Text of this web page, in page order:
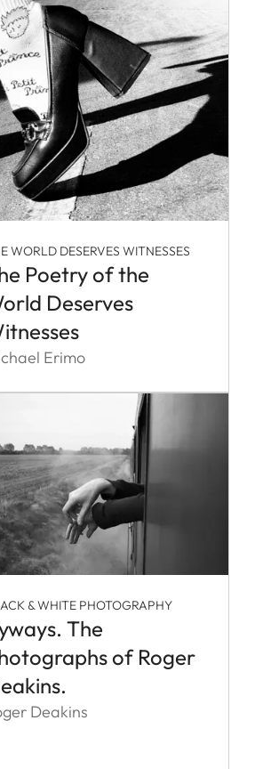
WORLD DESERVES WITNESSES
Poetry of the
Deserves
Erimo
& WHITE PHOTOGRAPHY
The
of Roger
Deakins